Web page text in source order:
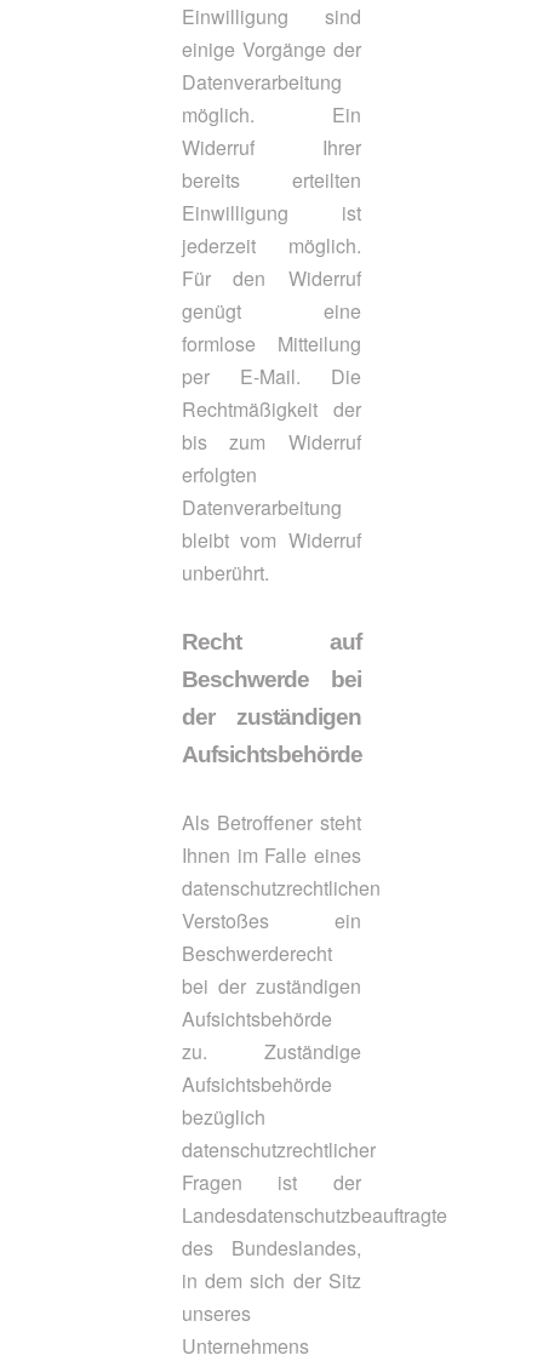
Einwilligung sind
einige Vorgänge der
Datenverarbeitung
möglich. Ein
Widerruf Ihrer
bereits erteilten
Einwilligung ist
jederzeit möglich.
Für den Widerruf
genügt eine
formlose Mitteilung
per E-Mail. Die
Rechtmäßigkeit der
bis zum Widerruf
erfolgten
Datenverarbeitung
bleibt vom Widerruf
unberührt.
Recht auf
Beschwerde bei
der zuständigen
Aufsichtsbehörde
Als Betroffener steht
Ihnen im Falle eines
datenschutzrechtlichen
Verstoßes ein
Beschwerderecht
bei der zuständigen
Aufsichtsbehörde
zu. Zuständige
Aufsichtsbehörde
bezüglich
datenschutzrechtlicher
Fragen ist der
Landesdatenschutzbeauftragte
des Bundeslandes,
in dem sich der Sitz
unseres
Unternehmens